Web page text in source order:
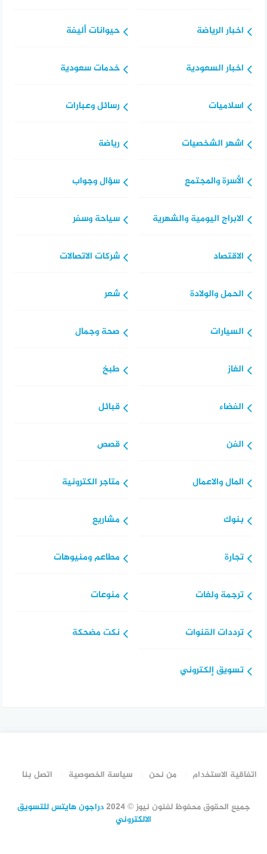
اخبار الرياضة
اخبار السعودية
اسلاميات
اشهر الشخصيات
الأسرة والمجتمع
الابراج اليومية والشهرية
الاقتصاد
الحمل والولادة
السيارات
الغاز
الفضاء
الفن
المال والاعمال
بنوك
تجارة
ترجمة ولغات
ترددات القنوات
تسويق إلكتروني
حيوانات أليفة
خدمات سعودية
رسائل وعبارات
رياضة
سؤال وجواب
سياحة وسفر
شركات الاتصالات
شعر
صحة وجمال
طبخ
قبائل
قصص
متاجر الكترونية
مشاريع
مطاعم ومنيوهات
منوعات
نكت مضحكة
اتفاقية الاستخدام من نحن سياسة الخصوصية اتصل بنا
جميع الحقوق محفوظ لفنون نيوز © 2024
دراجون هايتس للتسويق
الالكتروني